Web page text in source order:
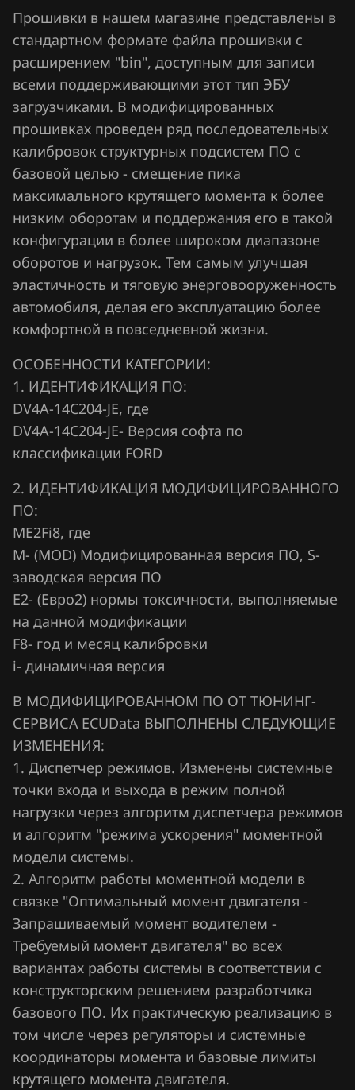
Derways
Dodge
Dongfeng
Exeed
Extreme moto
FAW
Fiat
Ford
Forthing
Foton
GAC
Geely
Genesis
GMC
Great Wall
Groz
Haima
Haval
Hawtai
Honda
Hummer
Hyundai
Infiniti
Iran Khodro
Iveco
JAC
Jaecoo
Jaguar
Jeep
Jetour
Kaiyi
Siemens EMS 2102
Siemens EMS 2204
Siemens EMS 2205
Siemens EMS 2211
Siemens EMS 24xx
Siemens EMS 2510
Siemens SID208
Siemens SID212
Siemens Sim21, 22
Siemens Sim210
Siemens Sim28
Siemens Sim29
Visteon EECV
Visteon EECVI (PCM-150x, PCM-170x)
Visteon ESU-121
Visteon ESU-131
Visteon ESU-411, 418
Visteon ESU-412
Visteon ESU-415
Visteon PCM170F
Прошивки в нашем магазине представлены в
стандартном формате файла прошивки с
расширением "bin", доступным для записи
всеми поддерживающими этот тип ЭБУ
загрузчиками. В модифицированных
прошивках проведен ряд последовательных
калибровок структурных подсистем ПО с
базовой целью - смещение пика
максимального крутящего момента к более
низким оборотам и поддержания его в такой
конфигурации в более широком диапазоне
оборотов и нагрузок. Тем самым улучшая
эластичность и тяговую энерговооруженность
автомобиля, делая его эксплуатацию более
комфортной в повседневной жизни.
ОСОБЕННОСТИ КАТЕГОРИИ:
1. ИДЕНТИФИКАЦИЯ ПО:
DV4A-14C204-JE, где
DV4A-14C204-JE- Версия софта по
классификации FORD
2. ИДЕНТИФИКАЦИЯ МОДИФИЦИРОВАННОГО
ПО:
ME2Fi8, где
М- (MOD) Модифицированная версия ПО, S-
заводская версия ПО
Е2- (Евро2) нормы токсичности, выполняемые
на данной модификации
F8- год и месяц калибровки
i- динамичная версия
В МОДИФИЦИРОВАННОМ ПО ОТ ТЮНИНГ-
СЕРВИСА ECUData ВЫПОЛНЕНЫ СЛЕДУЮЩИЕ
ИЗМЕНЕНИЯ:
1. Диспетчер режимов. Изменены системные
точки входа и выхода в режим полной
нагрузки через алгоритм диспетчера режимов
и алгоритм "режима ускорения" моментной
модели системы.
2. Алгоритм работы моментной модели в
связке "Оптимальный момент двигателя -
Запрашиваемый момент водителем -
Требуемый момент двигателя" во всех
вариантах работы системы в соответствии с
конструкторским решением разработчика
базового ПО. Их практическую реализацию в
том числе через регуляторы и системные
координаторы момента и базовые лимиты
крутящего момента двигателя.